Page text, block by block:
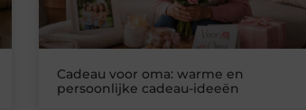
Cadeau voor oma: warme en
persoonlijke cadeau-ideeën